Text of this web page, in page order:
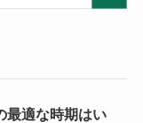
最適な時期はい